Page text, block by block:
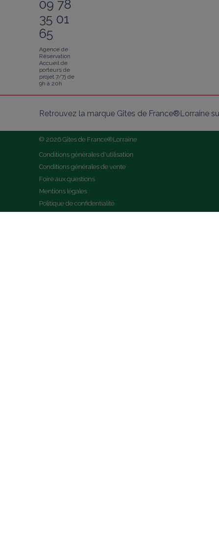
09 78
35 01
65
Agence de
Réservation
Accueil de
porteurs de
projet 7/7j de
9h à 20h
Retrouvez la marque Gîtes de France®Lorraine
© 2026 Gîtes de France®Lorraine
Conditions générales d'utilisation
Conditions générales de vente
Foire aux questions
Mentions légales
Politique de confidentialité